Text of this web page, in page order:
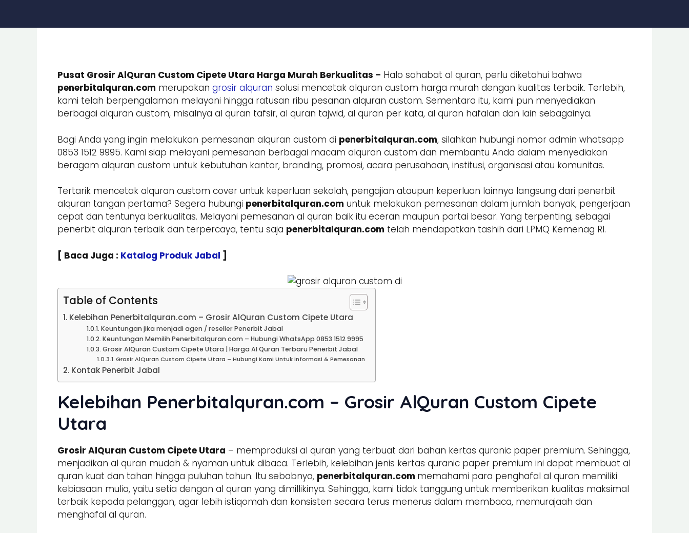
Pusat Grosir AlQuran Custom Cipete Utara Harga Murah Berkualitas – Halo sahabat al quran, perlu diketahui bahwa
penerbitalquran.com merupakan grosir alquran solusi mencetak alquran custom harga murah dengan kualitas terbaik. Terlebih,
kami telah berpengalaman melayani hingga ratusan ribu pesanan alquran custom. Sementara itu, kami pun menyediakan
berbagai alquran custom, misalnya al quran tafsir, al quran tajwid, al quran per kata, al quran hafalan dan lain sebagainya.
Bagi Anda yang ingin melakukan pemesanan alquran custom di penerbitalquran.com, silahkan hubungi nomor admin whatsapp
0853 1512 9995. Kami siap melayani pemesanan berbagai macam alquran custom dan membantu Anda dalam menyediakan
beragam alquran custom untuk kebutuhan kantor, branding, promosi, acara perusahaan, institusi, organisasi atau komunitas.
Tertarik mencetak alquran custom cover untuk keperluan sekolah, pengajian ataupun keperluan lainnya langsung dari penerbit
alquran tangan pertama? Segera hubungi penerbitalquran.com untuk melakukan pemesanan dalam jumlah banyak, pengerjaan
cepat dan tentunya berkualitas. Melayani pemesanan al quran baik itu eceran maupun partai besar. Yang terpenting, sebagai
penerbit alquran terbaik dan terpercaya, tentu saja penerbitalquran.com telah mendapatkan tashih dari LPMQ Kemenag RI.
[ Baca Juga : Katalog Produk Jabal ]
Table of Contents
Kelebihan Penerbitalquran.com – Grosir AlQuran Custom Cipete Utara
Keuntungan jika menjadi agen / reseller Penerbit Jabal
Keuntungan Memilih Penerbitalquran.com – Hubungi WhatsApp 0853 1512 9995
Grosir AlQuran Custom Cipete Utara | Harga Al Quran Terbaru Penerbit Jabal
Grosir AlQuran Custom Cipete Utara – Hubungi Kami Untuk Informasi & Pemesanan
Kontak Penerbit Jabal
Kelebihan Penerbitalquran.com – Grosir AlQuran Custom Cipete
Utara
Grosir AlQuran Custom Cipete Utara – memproduksi al quran yang terbuat dari bahan kertas quranic paper premium. Sehingga,
menjadikan al quran mudah & nyaman untuk dibaca. Terlebih, kelebihan jenis kertas quranic paper premium ini dapat membuat al
quran kuat dan tahan hingga puluhan tahun. Itu sebabnya, penerbitalquran.com memahami para penghafal al quran memiliki
kebiasaan mulia, yaitu setia dengan al quran yang dimillikinya. Sehingga, kami tidak tanggung untuk memberikan kualitas maksimal
terbaik kepada pelanggan, agar lebih istiqomah dan konsisten secara terus menerus dalam membaca, memurajaah dan
menghafal al quran.